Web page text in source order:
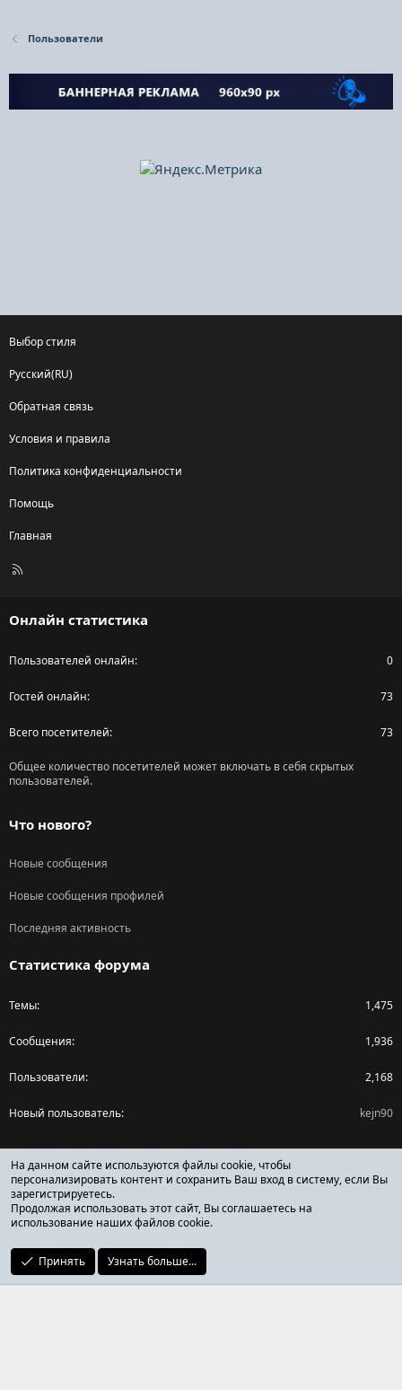
Пользователи
Выбор стиля
Русский(RU)
Обратная связь
Условия и правила
Политика конфиденциальности
Помощь
Главная
R
Онлайн статистика
Пользователей онлайн 0
Гостей онлайн 73
Всего посетителей 73
Общее количество посетителей может включать в себя скрытых
пользователей.
Что нового?
Новые сообщения
Новые сообщения профилей
Последняя активность
Статистика форума
Темы 1,475
Сообщения 1,936
Пользователи 2,168
Новый пользователь kejn90
Поделиться страницей
Facebook
X (Twitter)
Reddit
ОТЗЫВЫ ОНЛАЙН ФОРУМ
На данном сайте используются файлы cookie, чтобы
персонализировать контент и сохранить Ваш вход в систему, если Вы
зарегистрируетесь.
Продолжая использовать этот сайт, Вы соглашаетесь на
использование наших файлов cookie.
Принять Узнать больше...